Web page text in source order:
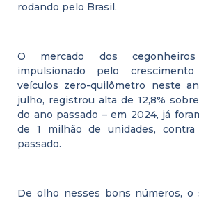
rodando pelo Brasil.
O mercado dos
impulsionado pelo
veículos zero-quilômetro neste
julho, registrou alta de 12,8%
do ano passado – em 2024, já
de 1 milhão de unidades,
passado.
De olho nesses bons números, o